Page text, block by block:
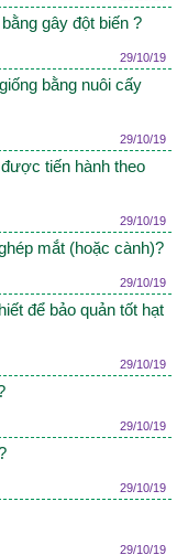
gây đột biến ?
29/10/19
bằng nuôi cấy
29/10/19
tiến hành theo
29/10/19
mắt (hoặc cành)?
29/10/19
để bảo quản tốt hạt
29/10/19
29/10/19
29/10/19
29/10/19